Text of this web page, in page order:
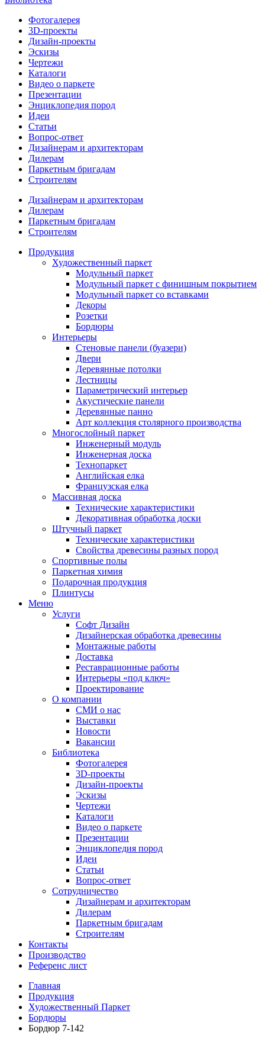
Фотогалерея
3D-проекты
Дизайн-проекты
Эскизы
Чертежи
Каталоги
Видео о паркете
Презентации
Энциклопедия пород
Идеи
Статьи
Вопрос-ответ
Дизайнерам и архитекторам
Дилерам
Паркетным бригадам
Строителям
Дизайнерам и архитекторам
Дилерам
Паркетным бригадам
Строителям
Продукция
Художественный паркет
Модульный паркет
Модульный паркет с финишным покрытием
Модульный паркет со вставками
Декоры
Розетки
Бордюры
Интерьеры
Стеновые панели (буазери)
Двери
Деревянные потолки
Лестницы
Параметрический интерьер
Акустические панели
Деревянные панно
Арт коллекция столярного производства
Многослойный паркет
Инженерный модуль
Инженерная доска
Технопаркет
Английская елка
Французская елка
Массивная доска
Технические характеристики
Декоративная обработка доски
Штучный паркет
Технические характеристики
Свойства древесины разных пород
Спортивные полы
Паркетная химия
Подарочная продукция
Плинтусы
Меню
Услуги
Софт Дизайн
Дизайнерская обработка древесины
Монтажные работы
Доставка
Реставрационные работы
Интерьеры «под ключ»
Проектирование
О компании
СМИ о нас
Выставки
Новости
Вакансии
Библиотека
Фотогалерея
3D-проекты
Дизайн-проекты
Эскизы
Чертежи
Каталоги
Видео о паркете
Презентации
Энциклопедия пород
Идеи
Статьи
Вопрос-ответ
Сотрудничество
Дизайнерам и архитекторам
Дилерам
Паркетным бригадам
Строителям
Контакты
Производство
Референс лист
Главная
Продукция
Художественный Паркет
Бордюры
Бордюр 7-142